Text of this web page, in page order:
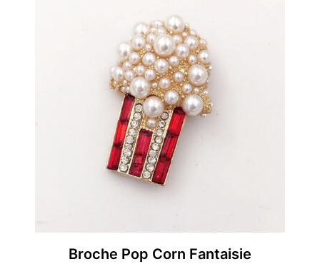
Broche Pop Corn Fantaisie